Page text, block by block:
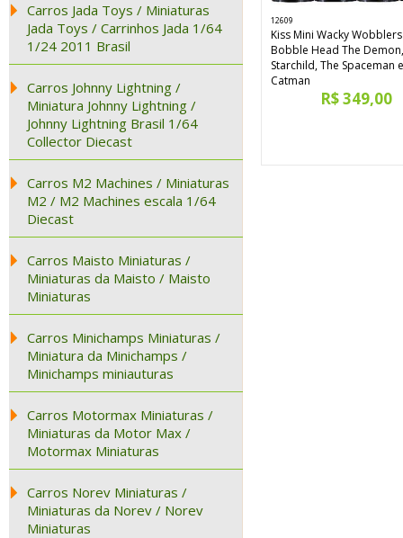
Carros Jada Toys / Miniaturas
Jada Toys / Carrinhos Jada 1/64
1/24 2011 Brasil
Carros Johnny Lightning /
Miniatura Johnny Lightning /
Johnny Lightning Brasil 1/64
Collector Diecast
Carros M2 Machines / Miniaturas
M2 / M2 Machines escala 1/64
Diecast
Carros Maisto Miniaturas /
Miniaturas da Maisto / Maisto
Miniaturas
Carros Minichamps Miniaturas /
Miniatura da Minichamps /
Minichamps miniauturas
Carros Motormax Miniaturas /
Miniaturas da Motor Max /
Motormax Miniaturas
Carros Norev Miniaturas /
Miniaturas da Norev / Norev
Miniaturas
12609
Kiss Mini Wacky Wobblers
Bobble Head The
Starchild, The Spaceman
Catman
R$ 349,00